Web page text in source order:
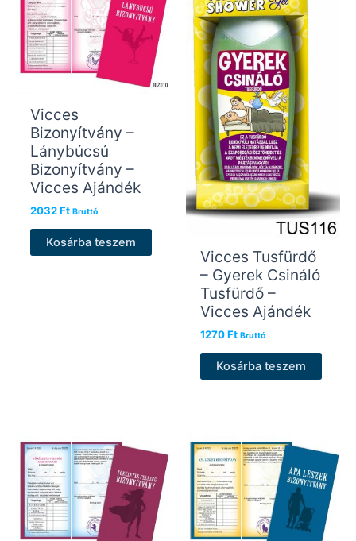
Vicces
Bizonyítvány –
Lánybúcsú
Bizonyítvány –
Vicces Ajándék
2032Ft Bruttó
Kosárba teszem
Vicces Tusfürdő
– Gyerek Csináló
Tusfürdő –
Vicces Ajándék
1270Ft Bruttó
Kosárba teszem